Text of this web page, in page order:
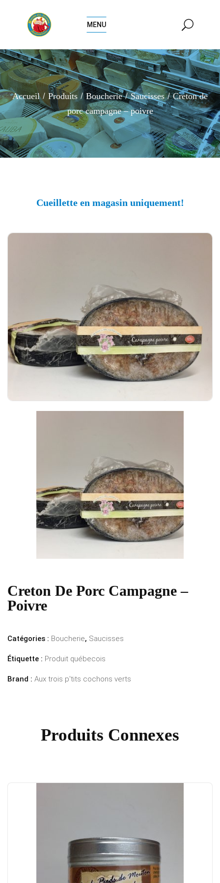
MENU
Accueil Produits Boucherie Saucisses
Creton de
porc campagne – poivre
Cueillette en magasin uniquement!
Creton De Porc Campagne –
Poivre
Catégories : Boucherie, Saucisses
Étiquette : Produit québecois
Brand : Aux trois p'tits cochons verts
Produits Connexes